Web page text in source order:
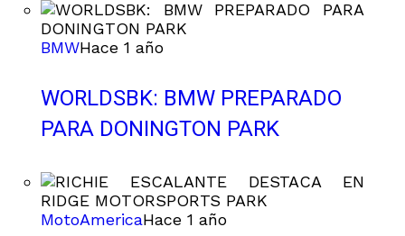
BMWHace 1 año
WORLDSBK: BMW PREPARADO
PARA DONINGTON PARK
MotoAmericaHace 1 año